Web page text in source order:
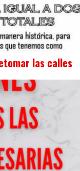
las calles